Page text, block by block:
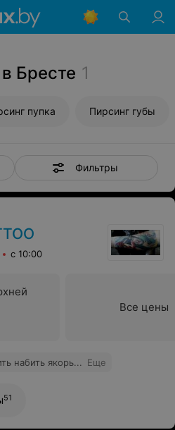
Бресте 1
пупка Пирсинг губы
Фильтры
с 10:00
Все цены
набить якорь... Еще
51